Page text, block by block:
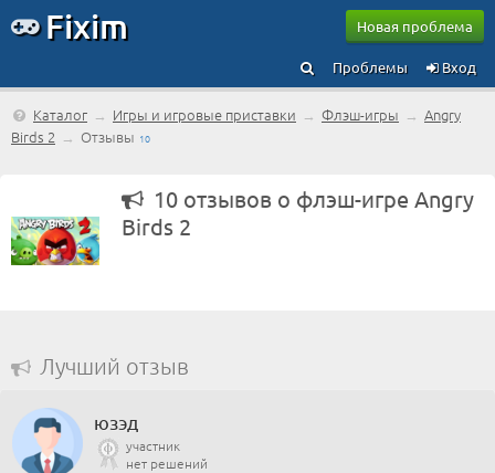
Fixim Новая проблема
Вход
Проблемы
Каталог → Игры и игровые приставки → Флэш-игры → Angry
Birds 2 → Отзывы 10
10 отзывов о флэш-игре Angry
Birds 2
Лучший отзыв
юзэд
участник
нет решений